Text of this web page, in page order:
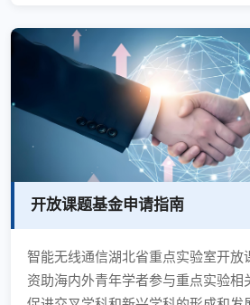
开放课题基金申请指南
智能无线通信湖北省重点实验室开放
资助海内外青年学者参与重点实验相